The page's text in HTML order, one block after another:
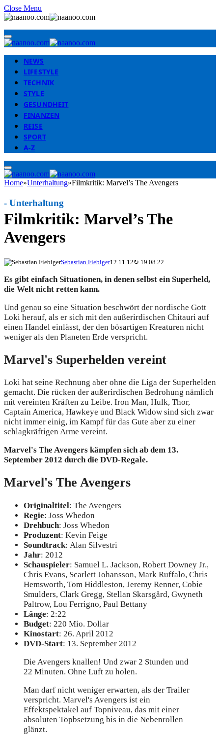
Close Menu
NEWS
LIFESTYLE
TECHNIK
STYLE
GESUNDHEIT
FINANZEN
REISE
SPORT
A-Z
Home»Unterhaltung»Filmkritik: Marvel’s The Avengers
Filmkritik: Marvel’s The
Avengers
- Unterhaltung
Sebastian Fiebiger12.11.12↻ 19.08.22
Es gibt einfach Situationen, in denen selbst ein Superheld,
die Welt nicht retten kann.
Und genau so eine Situation beschwört der nordische Gott
Loki herauf, als er sich mit den außerirdischen Chitauri auf
einen Handel einlässt, der den bösartigen Kreaturen nicht
weniger als den Planeten Erde verspricht.
Marvel's Superhelden vereint
Loki hat seine Rechnung aber ohne die Liga der Superhelden
gemacht. Die rücken der außerirdischen Bedrohung nämlich
mit vereinten Kräften zu Leibe. Iron Man, Hulk, Thor,
Captain America, Hawkeye und Black Widow sind sich zwar
nicht immer einig, im Kampf für das Gute aber zu einer
schlagkräftigen Arme vereint.
Marvel's The Avengers kämpfen sich ab dem 13.
September 2012 durch die DVD-Regale.
Marvel's The Avengers
Originaltitel: The Avengers
Regie: Joss Whedon
Drehbuch: Joss Whedon
Produzent: Kevin Feige
Soundtrack: Alan Silvestri
Jahr: 2012
Schauspieler: Samuel L. Jackson, Robert Downey Jr.,
Chris Evans, Scarlett Johansson, Mark Ruffalo, Chris
Hemsworth, Tom Hiddleston, Jeremy Renner, Cobie
Smulders, Clark Gregg, Stellan Skarsgård, Gwyneth
Paltrow, Lou Ferrigno, Paul Bettany
Länge: 2:22
Budget: 220 Mio. Dollar
Kinostart: 26. April 2012
DVD-Start: 13. September 2012
Die Avengers knallen! Und zwar 2 Stunden und
22 Minuten. Ohne Luft zu holen.
Man darf nicht weniger erwarten, als der Trailer
verspricht. Marvel's Avengers ist ein
Effektspektakel auf Topniveau, das mit einer
absoluten Topbsetzung bis in die Nebenrollen
glänzt.